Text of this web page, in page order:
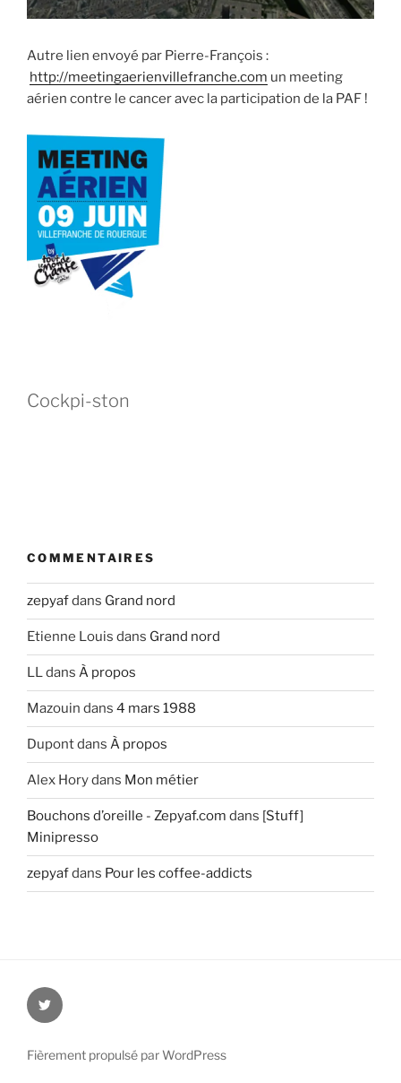
Autre lien envoyé par Pierre-François :
http://meetingaerienvillefranche.com un meeting
aérien contre le cancer avec la participation de la PAF !
Cockpi-ston
COMMENTAIRES
zepyafdans Grand nord
Etienne Louis dans Grand nord
LLdans À propos
Mazouin dans 4 mars 1988
Dupontdans À propos
Alex Horydans Mon métier
Bouchons d’oreille - Zepyaf.com dans [Stuff]
Minipresso
zepyafdans Pour les coffee-addicts
@zepyaf
Fièrement propulsé par WordPress